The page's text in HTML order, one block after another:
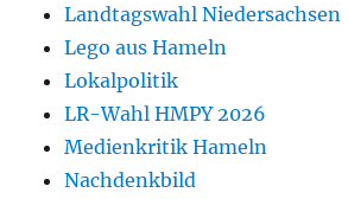
Landtagswahl Niedersachsen
Lego aus Hameln
Lokalpolitik
LR-Wahl HMPY 2026
Medienkritik Hameln
Nachdenkbild